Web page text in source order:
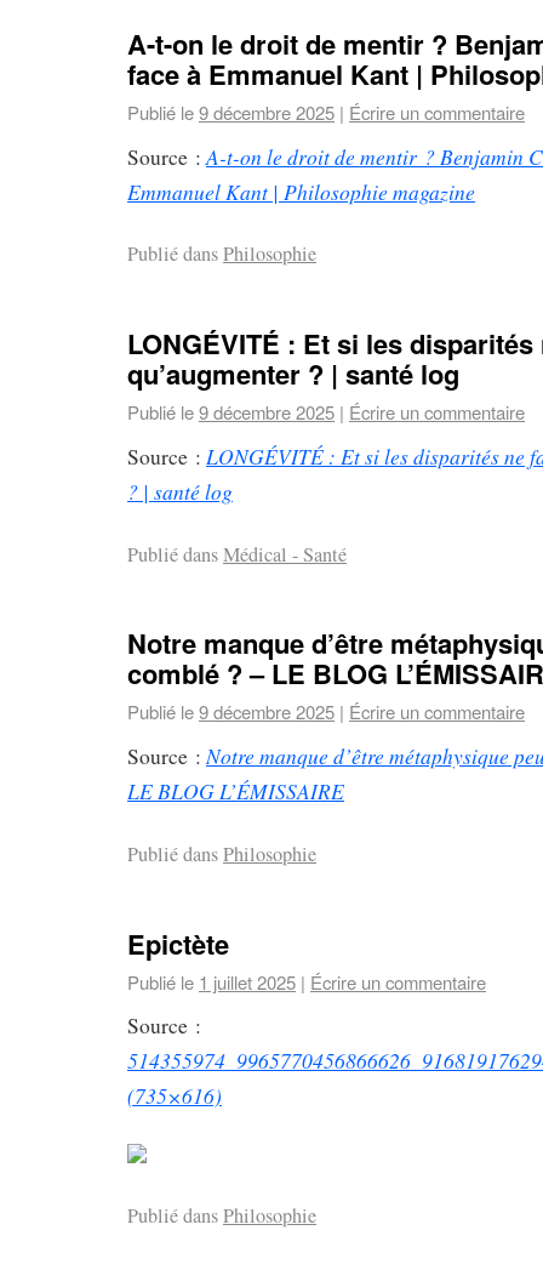
A-t-on le droit de mentir ?
face à Emmanuel Kant |
Publié le9 décembre 2025 | Écrire un commentaire
Source : A-t-on le droit de mentir ? Benjamin
Emmanuel Kant | Philosophie magazine
Publié dansPhilosophie
LONGÉVITÉ : Et si les
qu’augmenter ? | santé log
Publié le9 décembre 2025 | Écrire un commentaire
Source : LONGÉVITÉ : Et si les disparités ne
? | santé log
Publié dansMédical - Santé
Notre manque d’être
comblé ? – LE BLOG
Publié le9 décembre 2025 | Écrire un commentaire
Source :Notre manque d’être métaphysique
LE BLOG L’ÉMISSAIRE
Publié dansPhilosophie
Epictète
Publié le 1 juillet 2025 | Écrire un commentaire
Source :
(735×616)
Publié dansPhilosophie